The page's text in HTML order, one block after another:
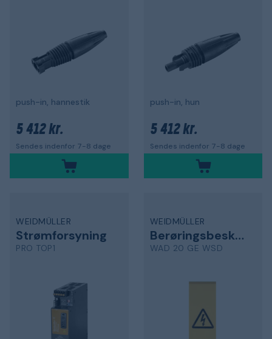
push-in, hannestik
5 412 kr.
Sendes indenfor 7-8 dage
push-in, hun
5 412 kr.
Sendes indenfor 7-8 dage
WEIDMÜLLER
Strømforsyning
PRO TOP1
WEIDMÜLLER
Berøringsbeskyttelse
WAD 20 GE WSD